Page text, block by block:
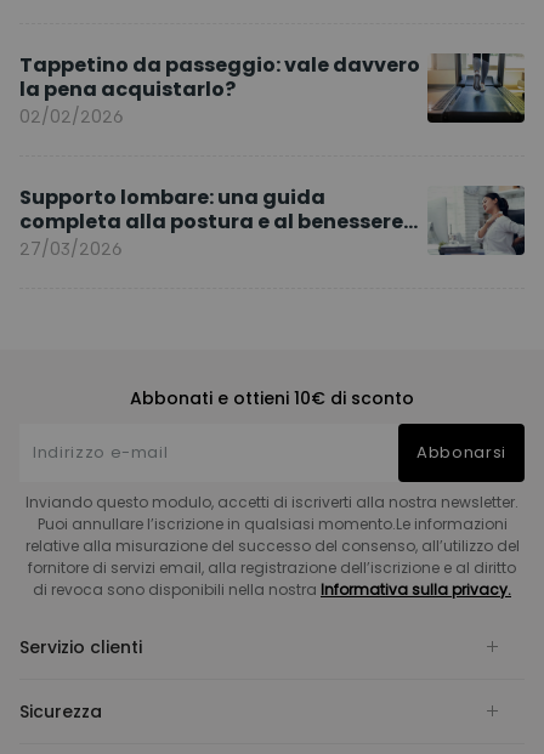
Tappetino da passeggio: vale davvero
la pena acquistarlo?
02/02/2026
Supporto lombare: una guida
completa alla postura e al benessere
quotidiano
27/03/2026
Abbonati e ottieni 10€ di sconto
Abbonarsi
Inviando questo modulo, accetti di iscriverti alla nostra newsletter.
Puoi annullare l’iscrizione in qualsiasi momento.Le informazioni
relative alla misurazione del successo del consenso, all’utilizzo del
fornitore di servizi email, alla registrazione dell’iscrizione e al diritto
di revoca sono disponibili nella nostra Informativa sulla privacy.
Servizio clienti
Sicurezza